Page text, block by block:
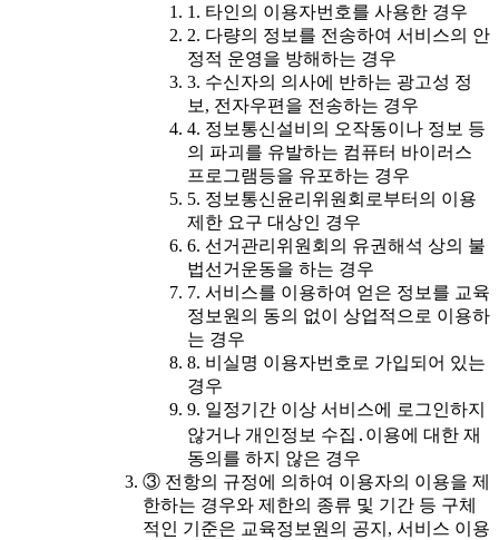
1. 타인의 이용자번호를 사용한 경우
2. 다량의 정보를 전송하여 서비스의 안
정적 운영을 방해하는 경우
3. 수신자의 의사에 반하는 광고성 정
보, 전자우편을 전송하는 경우
4. 정보통신설비의 오작동이나 정보 등
의 파괴를 유발하는 컴퓨터 바이러스
프로그램등을 유포하는 경우
5. 정보통신윤리위원회로부터의 이용
제한 요구 대상인 경우
6. 선거관리위원회의 유권해석 상의 불
법선거운동을 하는 경우
7. 서비스를 이용하여 얻은 정보를 교육
정보원의 동의 없이 상업적으로 이용하
는 경우
8. 비실명 이용자번호로 가입되어 있는
경우
9. 일정기간 이상 서비스에 로그인하지
않거나 개인정보 수집․이용에 대한 재
동의를 하지 않은 경우
③ 전항의 규정에 의하여 이용자의 이용을 제
한하는 경우와 제한의 종류 및 기간 등 구체
적인 기준은 교육정보원의 공지, 서비스 이용